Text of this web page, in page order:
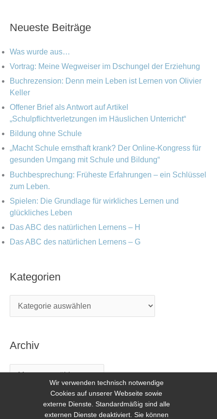
e
n
n
a
c
Neueste Beiträge
Was wurde aus…
Vortrag: Meine Wegweiser im Dschungel der Erziehung
Buchrezension: Denn mein Leben ist Lernen von Olivier
Keller
Offener Brief als Antwort auf Artikel
„Schulpflichtverletzungen im Häuslichen Unterricht“
Bildung ohne Schule
„Macht Schule ernsthaft krank? Der Online-Kongress für
gesunden Umgang mit Schule und Bildung“
Buchbesprechung: Früheste Erfahrungen – ein Schlüssel
zum Leben.
Spielen: Die Grundlage für wirkliches Lernen und
glückliches Leben
Das ABC des natürlichen Lernens – H
Das ABC des natürlichen Lernens – G
Kategorien
e
i
e
n
Archiv
h
Wir verwenden technisch notwendige
Cookies auf unserer Webseite sowie
externe Dienste. Standardmäßig sind alle
externen Dienste deaktiviert. Sie können